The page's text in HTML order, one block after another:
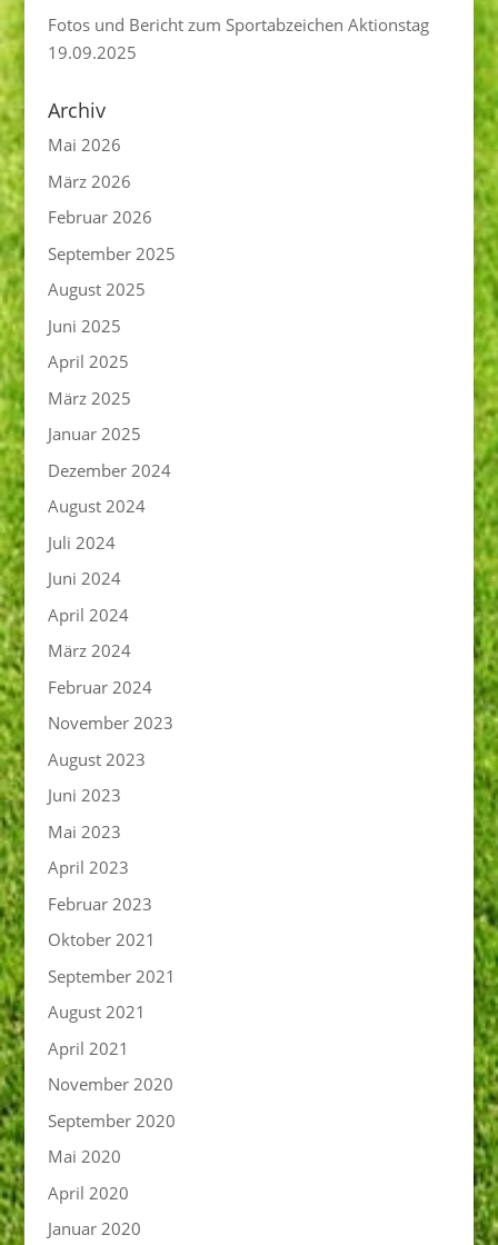
Fotos und Bericht zum Sportabzeichen Aktionstag
19.09.2025
Archiv
Mai 2026
März 2026
Februar 2026
September 2025
August 2025
Juni 2025
April 2025
März 2025
Januar 2025
Dezember 2024
August 2024
Juli 2024
Juni 2024
April 2024
März 2024
Februar 2024
November 2023
August 2023
Juni 2023
Mai 2023
April 2023
Februar 2023
Oktober 2021
September 2021
August 2021
April 2021
November 2020
September 2020
Mai 2020
April 2020
Januar 2020